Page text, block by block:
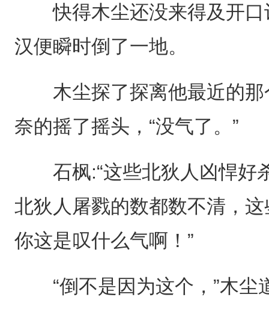
快得木尘还没来得及开口
汉便瞬时倒了一地。
木尘探了探离他最近的那
奈的摇了摇头，“没气了。”
石枫:“这些北狄人凶悍好
北狄人屠戮的数都数不清，
你这是叹什么气啊！”
“倒不是因为这个，”木尘